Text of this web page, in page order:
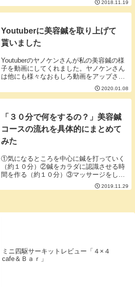
場合】痛いと思うところに原因があること
が多いので患部を中心的に治療します。こ
2018.11.19
Youtuberに美容鍼を取り上げて
貰いました
Youtuberのヤノケンさんが私の美容鍼の様
子を動画にしてくれました。ヤノケンさん
は他にも様々なおもしろ動画をアップされ
ています。今後は美容に力を入れて行くそ
うですのでチェックしてみてはいかがでし
ょう。
2020.01.08
「３０分で何をするの？」美容鍼
コースの流れを具体的にまとめて
みた
①気になるところを中心に鍼を打っていく
（約１０分）②鍼をカラダに認識させる時
間を作る（約１０分）③マッサージをして
お顔のリフトアップと循環を良くする（約
１０分）①気になるところを中心に鍼を打
2019.11.29
ミニ四駆サーキットレビュー「４×４
cafe＆Ｂａｒ」